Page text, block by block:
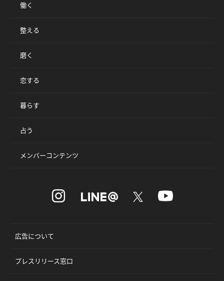
働く
整える
磨く
恋する
暮らす
占う
メンバーコンテンツ
広告について
プレスリリース窓口